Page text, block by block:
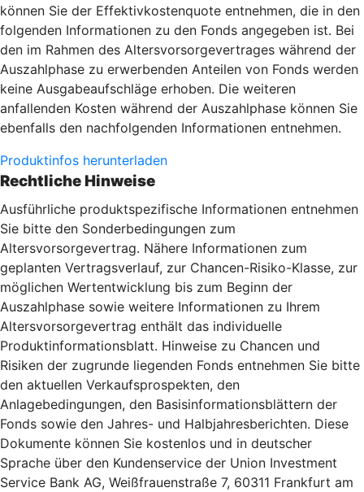
können Sie der Effektivkostenquote entnehmen, die in den
folgenden Informationen zu den Fonds angegeben ist. Bei
den im Rahmen des Altersvorsorgevertrages während der
Auszahlphase zu erwerbenden Anteilen von Fonds werden
keine Ausgabeaufschläge erhoben. Die weiteren
anfallenden Kosten während der Auszahlphase können Sie
ebenfalls den nachfolgenden Informationen entnehmen.
Produktinfos herunterladen
Rechtliche Hinweise
Ausführliche produktspezifische Informationen entnehmen
Sie bitte den Sonderbedingungen zum
Altersvorsorgevertrag. Nähere Informationen zum
geplanten Vertragsverlauf, zur Chancen-Risiko-Klasse, zur
möglichen Wertentwicklung bis zum Beginn der
Auszahlphase sowie weitere Informationen zu Ihrem
Altersvorsorgevertrag enthält das individuelle
Produktinformationsblatt. Hinweise zu Chancen und
Risiken der zugrunde liegenden Fonds entnehmen Sie bitte
den aktuellen Verkaufsprospekten, den
Anlagebedingungen, den Basisinformationsblättern der
Fonds sowie den Jahres- und Halbjahresberichten. Diese
Dokumente können Sie kostenlos und in deutscher
Sprache über den Kundenservice der Union Investment
Service Bank AG, Weißfrauenstraße 7, 60311 Frankfurt am